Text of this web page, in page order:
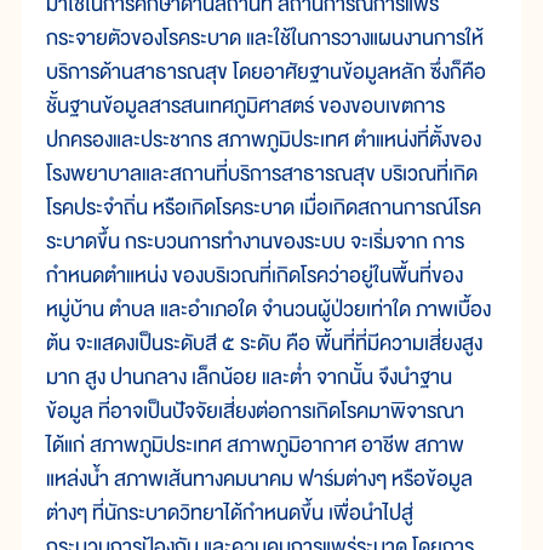
กระจายตัวของโรคระบาด และใช้ในการวางแผนงานการให้
บริการด้านสาธารณสุข โดยอาศัยฐานข้อมูลหลัก ซึ่งก็คือ
ชั้นฐานข้อมูลสารสนเทศภูมิศาสตร์ ของขอบเขตการ
ปกครองและประชากร สภาพภูมิประเทศ ตำแหน่งที่ตั้งของ
โรงพยาบาลและสถานที่บริการสาธารณสุข บริเวณที่เกิด
โรคประจำถิ่น หรือเกิดโรคระบาด เมื่อเกิดสถานการณ์โรค
ระบาดขึ้น กระบวนการทำงานของระบบ จะเริ่มจาก การ
กำหนดตำแหน่ง ของบริเวณที่เกิดโรคว่าอยู่ในพื้นที่ของ
หมู่บ้าน ตำบล และอำเภอใด จำนวนผู้ป่วยเท่าใด ภาพเบื้อง
ต้น จะแสดงเป็นระดับสี ๕ ระดับ คือ พื้นที่ที่มีความเสี่ยงสูง
มาก สูง ปานกลาง เล็กน้อย และต่ำ จากนั้น จึงนำฐาน
ข้อมูล ที่อาจเป็นปัจจัยเสี่ยงต่อการเกิดโรคมาพิจารณา
ได้แก่ สภาพภูมิประเทศ สภาพภูมิอากาศ อาชีพ สภาพ
แหล่งน้ำ สภาพเส้นทางคมนาคม ฟาร์มต่างๆ หรือข้อมูล
ต่างๆ ที่นักระบาดวิทยาได้กำหนดขึ้น เพื่อนำไปสู่